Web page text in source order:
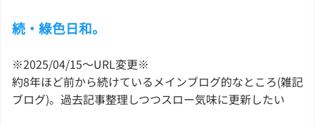
続・綠色日和。
※2025/04/15〜URL変更※
約8年ほど前から続けているメインブログ的なところ(雑記
ブログ)。過去記事整理しつつスロー気味に更新したい